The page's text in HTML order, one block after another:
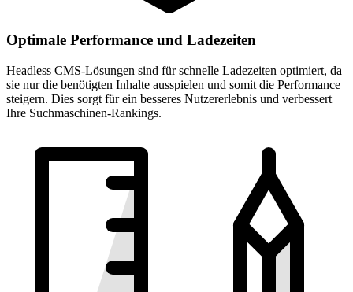
Optimale Performance und Ladezeiten
Headless CMS-Lösungen sind für schnelle Ladezeiten optimiert, da
sie nur die benötigten Inhalte ausspielen und somit die Performance
steigern. Dies sorgt für ein besseres Nutzererlebnis und verbessert
Ihre Suchmaschinen-Rankings.